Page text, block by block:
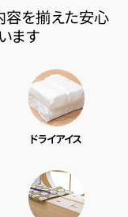
容を揃えた安心
ます
ドライアイス